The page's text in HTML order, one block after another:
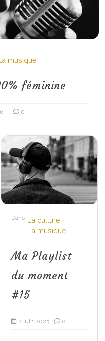
musique
féminine
0
Dans La culture
La musique
Ma Playlist
du moment
#15
2 juin 2023 0